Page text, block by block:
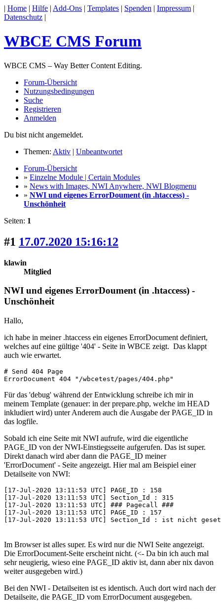
| Home | Hilfe | Add-Ons | Templates | Spenden | Impressum |
Datenschutz |
WBCE CMS Forum
WBCE CMS – Way Better Content Editing.
Forum-Übersicht
Nutzungsbedingungen
Suche
Registrieren
Anmelden
Du bist nicht angemeldet.
Themen: Aktiv | Unbeantwortet
Forum-Übersicht
» Einzelne Module | Certain Modules
» News with Images, NWI Anywhere, NWI Blogmenu
» NWI und eigenes ErrorDoument (in .htaccess) -
Unschönheit
Seiten: 1
#1 17.07.2020 15:16:12
klawin
Mitglied
NWI und eigenes ErrorDoument (in .htaccess) -
Unschönheit
Hallo,
ich habe in meiner .htaccess ein eigenes ErrorDocument definiert,
welches auf eine gültige '404' - Seite in WBCE zeigt. Das klappt
auch wie erwartet.
# Send 404 Page
ErrorDocument 404 "/wbcetest/pages/404.php"
Für das 'debug' während der Entwicklung schreibe ich mir in
meinem Template (genauer: in der prepare.php, welche im HEAD
inkludiert wird) unter Anderem auch die Ausgabe der PAGE_ID in
das logfile.
Sobald ich eine Seite mit NWI aufrufe, wird die eigentliche
PAGE_ID von der NWI-Einstiegsseite aufgerufen. Das ist super.
Direkt danach wird aber dann die PAGE_ID meiner
'ErrorDocument' - Seite angezeigt. Hier mal am Beispiel einer
Detailseite von NWI:
[17-Jul-2020 13:11:53 UTC] PAGE_ID : 158
[17-Jul-2020 13:11:53 UTC] Section_Id : 315
[17-Jul-2020 13:11:53 UTC] ### Pagecall ###
[17-Jul-2020 13:11:53 UTC] PAGE_ID : 157
[17-Jul-2020 13:11:53 UTC] Section_Id : ist nicht
Im Browser ist alles super. Es wird nur die NWI Seite angezeigt.
Die ErrorDocument-Seite erscheint nicht. (<- Da bin ich auch mal
sehr neugierig, wieso eine PAGE_ID aktiv ist, dann aber nix davon
weiter ausgegeben wird.)
Bei den NWI - Detailseiten ist es identisch. Auch dort wird nach der
Detailseite, die PAGE_ID vom ErrorDocument ausgegeben.